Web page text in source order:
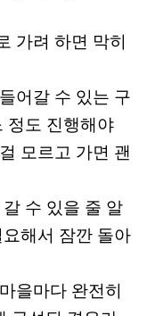
가려 하면 막히
어갈 수 있는 구
정도 진행해야
모르고 가면 괜
수 있을 줄 알
해서 잠깐 돌아
을마다 완전히